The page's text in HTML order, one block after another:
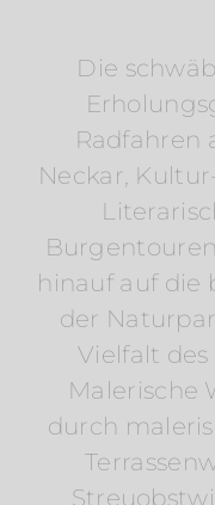
Die
Radfahren
Neckar,
hinauf auf die
der
Vielfalt des
Malerische
durch